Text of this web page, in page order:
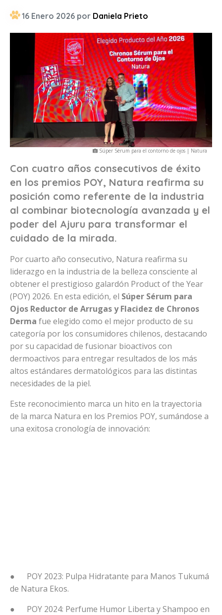
16 Enero 2026 por Daniela Prieto
Súper Sérum para el contorno de ojos | Natura
Con cuatro años consecutivos de éxito
en los premios POY, Natura reafirma su
posición como referente de la industria
al combinar biotecnología avanzada y el
poder del Ajuru para transformar el
cuidado de la mirada.
Por cuarto año consecutivo, Natura reafirma su
liderazgo en la industria de la belleza consciente al
obtener el prestigioso galardón Product of the Year
(POY) 2026. En esta edición, el Súper Sérum para
Ojos Reductor de Arrugas y Flacidez de Chronos
Derma fue elegido como el mejor producto de su
categoría por los consumidores chilenos, destacando
por su capacidad de fusionar bioactivos con
dermoactivos para entregar resultados de los más
altos estándares dermatológicos para las distintas
necesidades de la piel.
Este reconocimiento marca un hito en la trayectoria
de la marca Natura en los Premios POY, sumándose a
una exitosa cronología de innovación:
● POY 2023: Pulpa Hidratante para Manos Tukumá
de Natura Ekos.
● POY 2024: Perfume Humor Liberta y Shampoo en